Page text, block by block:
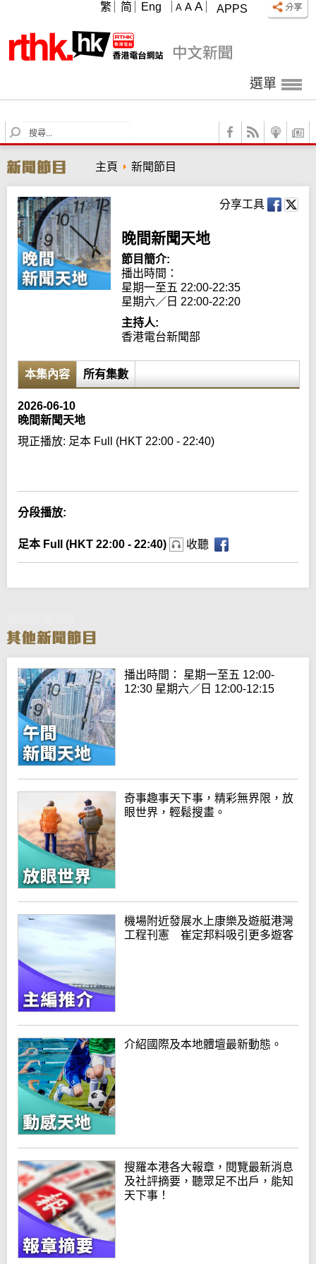
APPS
A A A
繁 简 Eng
選單
S
e
r
c
h
主頁 新聞節目
分享工具
晚間新聞天地
節目簡介:
播出時間：
星期一至五 22:00-22:35
星期六／日 22:00-22:20
主持人:
香港電台新聞部
本集內容 所有集數
2026-06-10
晚間新聞天地
現正播放: 足本 Full (HKT 22:00 - 22:40)
分段播放:
足本 Full (HKT 22:00 - 22:40) 收聽
播出時間： 星期一至五 12:00-
12:30 星期六／日 12:00-12:15
奇事趣事天下事，精彩無界限，放
眼世界，輕鬆搜畫。
機場附近發展水上康樂及遊艇港灣
工程刊憲 崔定邦料吸引更多遊客
介紹國際及本地體壇最新動態。
搜羅本港各大報章，閱覽最新消息
及社評摘要，聽眾足不出戶，能知
天下事！